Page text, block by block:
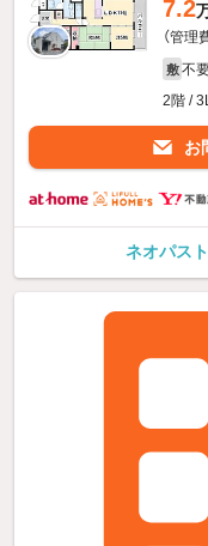
7.2
（管理
敷 不
2階 /
お
ネオパス